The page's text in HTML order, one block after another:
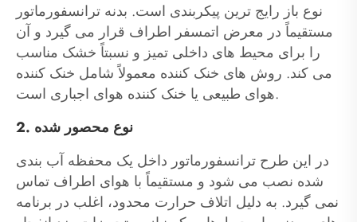
نوع باز رایج ترین پیکربندی است. بدنه ترانسفورماتور
مستقیماً در معرض اتمسفر اطراف قرار می گیرد و آن
را برای محیط های داخلی تمیز و نسبتاً خشک مناسب
می کند. روش های خنک کننده معمولاً شامل خنک کننده
هوای طبیعی یا خنک کننده هوای اجباری است.
2. نوع محصور شده
در این طرح ترانسفورماتور داخل یک محفظه آب بندی
شده نصب می شود و مستقیماً با هوای اطراف تماس
نمی گیرد. به دلیل اتلاف حرارت محدود، اغلب در برنامه